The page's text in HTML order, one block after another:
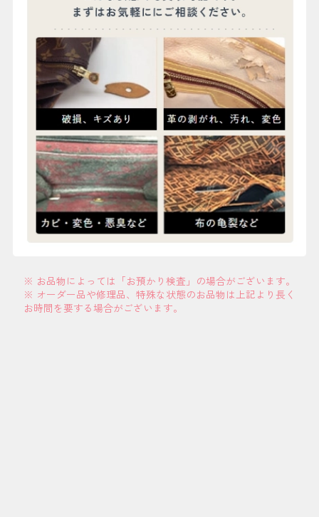
※ お品物によっては「お預かり検査」の場合がございます。
※ オーダー品や修理品、特殊な状態のお品物は上記より長く
お時間を要する場合がございます。